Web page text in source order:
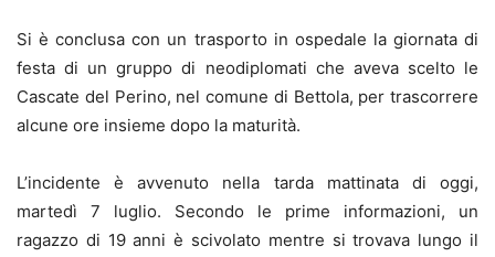
Si è conclusa con un trasporto in ospedale la giornata di
festa di un gruppo di neodiplomati che aveva scelto le
Cascate del Perino, nel comune di Bettola, per trascorrere
alcune ore insieme dopo la maturità.
L’incidente è avvenuto nella tarda mattinata di oggi,
martedì 7 luglio. Secondo le prime informazioni, un
ragazzo di 19 anni è scivolato mentre si trovava lungo il